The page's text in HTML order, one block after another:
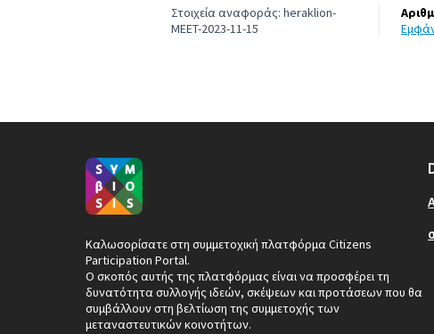
Στοιχεία αναφοράς: heraklion-
MEET-2023-11-15
Καλωσορίσατε στη συμμετοχική πλατφόρμα Citizens
Participation Portal.
Ο σκοπός αυτής της πλατφόρμας είναι να προσφέρει τη
δυνατότητα συλλογής ιδεών, σκέψεων και προτάσεων που θα
συμβάλλουν στη βελτίωση της συμμετοχής των
μεταναστευτικών κοινοτήτων.